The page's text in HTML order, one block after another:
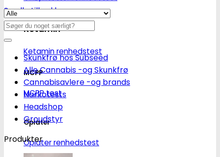
Ketamin
Ketamin renhedstest
MCPP
MCPP test
Opiater
Opiater renhedstest
Se alle tilbud her
Søg
efter:
Skunkfrø hos Subseed
Alle Cannabis -og Skunkfrø
Cannabisavlere -og brands
Narkotests
Headshop
Groudstyr
Produkter